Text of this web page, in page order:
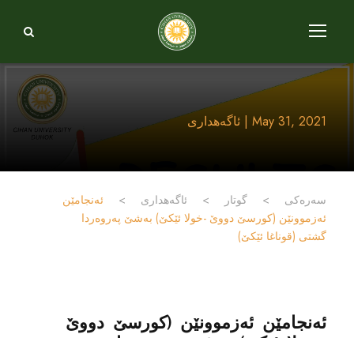
May 31, 2021 | ئاگەهداری
سەرەکی > گوتار > ئاگەهداری >
ئەنجامێن
ئەزموونێن (کورسێ دووێ -خولا ئێکێ) بەشێ پەروەردا
گشتی (قوناغا ئێکێ)
ئەنجامێن ئەزموونێن (کورسێ دووێ